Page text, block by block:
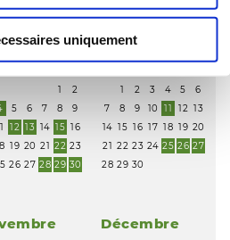
uniquement
20 21 22 23 24
22 23 24 25 26 27 28
1
2
5 6 7 8
9
12 13 14 15 16
19 20 21 22 23
26 27 28 29 30
Septembre
1 2 3 4 5
6
7
8 9 10 11 12 13
14 15 16 17 18 19 20
21 22 23 24 25 26 27
28 29 30
Décembre